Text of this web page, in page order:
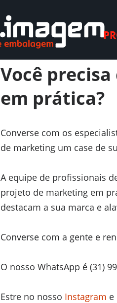
26/10/2024
Você
em prática?
Converse com os
de marketing um case de
A equipe de profissionais
projeto de marketing em
destacam a sua marca e
Converse com a gente e
O nosso WhatsApp é (31)
Estre no nosso Instagram e